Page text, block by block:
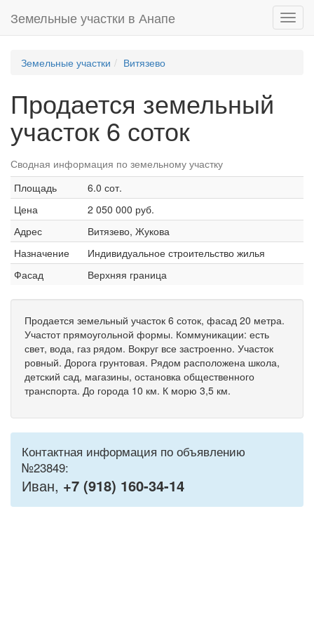
Земельные участки в Анапе
Земельные участки Витязево
Продается земельный
участок 6 соток
Сводная информация по земельному участку
Площадь
6.0 сот.
Цена
2 050 000 руб.
Адрес
Витязево, Жукова
Назначение
Индивидуальное строительство жилья
Фасад
Верхняя граница
Продается земельный участок 6 соток, фасад 20 метра.
Участот прямоугольной формы. Коммуникации: есть
свет, вода, газ рядом. Вокруг все застроенно. Участок
ровный. Дорога грунтовая. Рядом расположена школа,
детский сад, магазины, остановка общественного
транспорта. До города 10 км. К морю 3,5 км.
Контактная информация по объявлению
№23849:
Иван, +7 (918) 160-34-14